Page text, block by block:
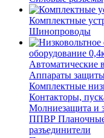
Комплектные
Шинопроводы
оборудование
Автоматические
Аппараты
Комплектные
Контакторы,
Молниезащита и
ППВР Планочные
разъединители